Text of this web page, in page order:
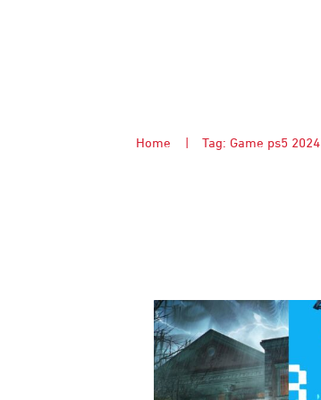
Home Tag: Game ps5 2024